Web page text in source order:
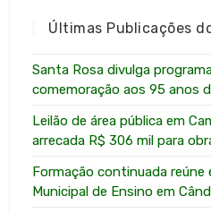
Últimas Publicações
Santa Rosa divulga
comemoração aos 95 anos
Leilão de área pública em
arrecada R$ 306 mil para
Formação continuada reúne
Municipal de Ensino em